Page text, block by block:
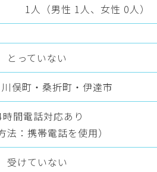
1人（男性 1人、女性 0人）
とっていない
俣町・桑折町・伊達市
間電話対応あり
法：携帯電話を使用）
受けていない